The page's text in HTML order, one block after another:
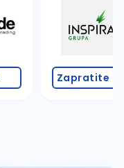
Zapratite